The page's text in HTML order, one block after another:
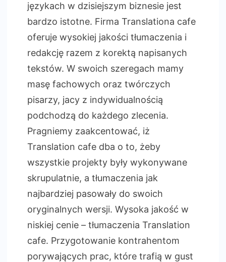
językach w dzisiejszym biznesie jest
bardzo istotne. Firma Translationa cafe
oferuje wysokiej jakości tłumaczenia i
redakcję razem z korektą napisanych
tekstów. W swoich szeregach mamy
masę fachowych oraz twórczych
pisarzy, jacy z indywidualnością
podchodzą do każdego zlecenia.
Pragniemy zaakcentować, iż
Translation cafe dba o to, żeby
wszystkie projekty były wykonywane
skrupulatnie, a tłumaczenia jak
najbardziej pasowały do swoich
oryginalnych wersji. Wysoka jakość w
niskiej cenie – tłumaczenia Translation
cafe. Przygotowanie kontrahentom
porywających prac, które trafią w gust